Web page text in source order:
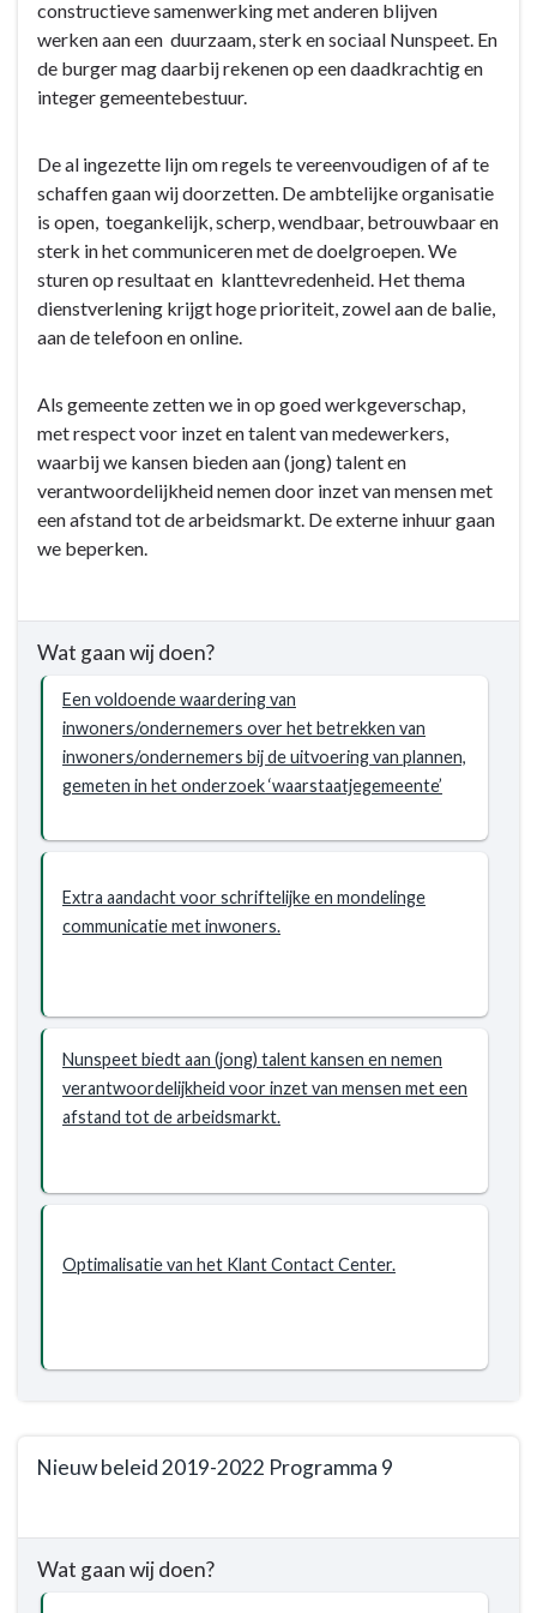
Wat
willen
wij
bereiken?
Optimaliseren
van
bedrijfsvoering
ten
dienste
van
constructieve samenwerking met anderen blijven
werken aan een duurzaam, sterk en sociaal Nunspeet. En
de burger mag daarbij rekenen op een daadkrachtig en
integer gemeentebestuur.
De al ingezette lijn om regels te vereenvoudigen of af te
schaffen gaan wij doorzetten. De ambtelijke organisatie
is open, toegankelijk, scherp, wendbaar, betrouwbaar en
sterk in het communiceren met de doelgroepen. We
sturen op resultaat en klanttevredenheid. Het thema
dienstverlening krijgt hoge prioriteit, zowel aan de balie,
aan de telefoon en online.
Als gemeente zetten we in op goed werkgeverschap,
met respect voor inzet en talent van medewerkers,
waarbij we kansen bieden aan (jong) talent en
verantwoordelijkheid nemen door inzet van mensen met
een afstand tot de arbeidsmarkt. De externe inhuur gaan
we beperken.
Wat gaan wij doen?
Een voldoende waardering van
inwoners/ondernemers over het betrekken van
inwoners/ondernemers bij de uitvoering van plannen,
gemeten in het onderzoek ‘waarstaatjegemeente’
Extra aandacht voor schriftelijke en mondelinge
communicatie met inwoners.
Nunspeet biedt aan (jong) talent kansen en nemen
verantwoordelijkheid voor inzet van mensen met een
afstand tot de arbeidsmarkt.
Optimalisatie van het Klant Contact Center.
Nieuw beleid 2019-2022 Programma 9
naar
navigatie
Wat gaan wij doen?